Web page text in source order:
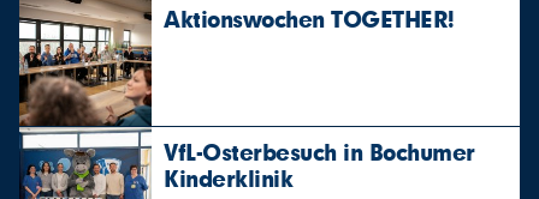
Aktionswochen TOGETHER!
VfL-Osterbesuch in Bochumer
Kinderklinik